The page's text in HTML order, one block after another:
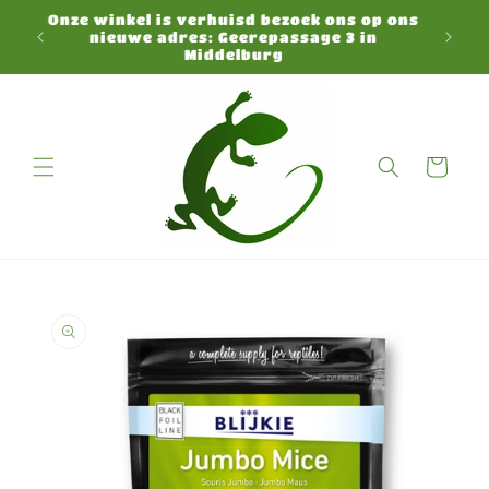
naar de
content
Onze winkel is verhuisd bezoek ons op ons
nieuwe adres: Geerepassage 3 in
Middelburg
Winkelwagen